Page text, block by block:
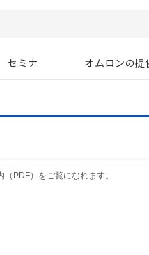
セミナ オムロンの提
PDF）をご覧になれます。